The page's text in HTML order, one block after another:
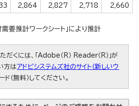
2,864 2,827 2,718 2,660
要推計ワークシート」により推計
くには、「Adobe（R） Reader（R）」が
方は アドビシステムズ社のサイト（新しいウ
（無料）してください。